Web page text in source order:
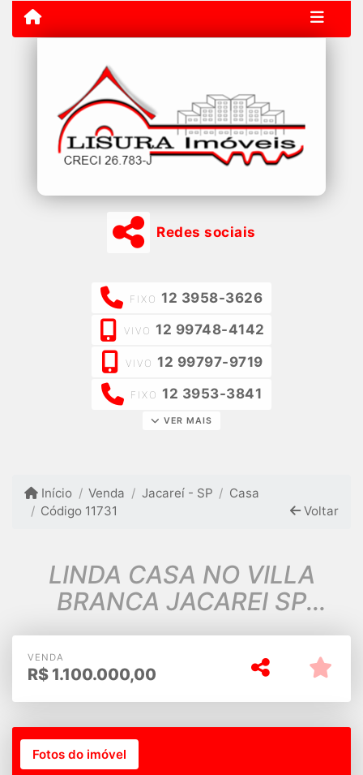
Redes sociais
FIXO 12 3958-3626
VIVO 12 99748-4142
VIVO 12 99797-9719
FIXO 12 3953-3841
VER MAIS
Início Venda Jacareí - SP
Casa
Código 11731
Voltar
LINDA CASA NO VILLA
BRANCA JACAREI SP
ESTUDA PERMUTA
VENDA
R$ 1.100.000,00
Fotos do imóvel